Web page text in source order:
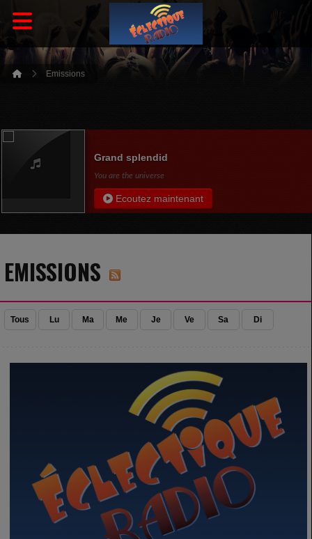
Emissions
Grand splendid
You are the universe
Ecoutez maintenant
EMISSIONS
Tous Lu Ma Me Je Ve Sa Di